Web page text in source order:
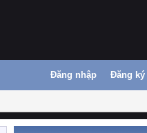
Đăng nhập Đăng ký